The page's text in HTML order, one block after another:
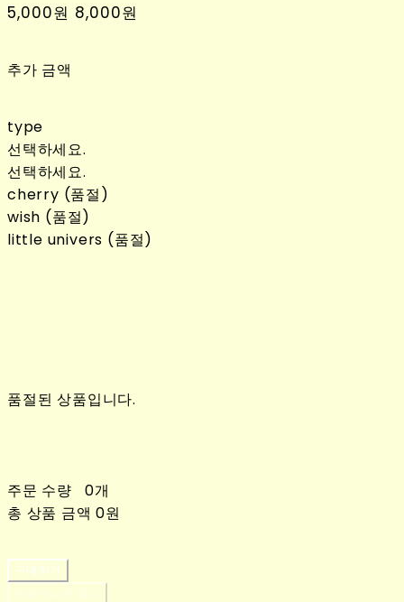
5,000원 8,000원
추가 금액
type
선택하세요.
선택하세요.
cherry (품절)
wish (품절)
little univers (품절)
품절된 상품입니다.
주문 수량
0개
총 상품 금액 0원
구매하기